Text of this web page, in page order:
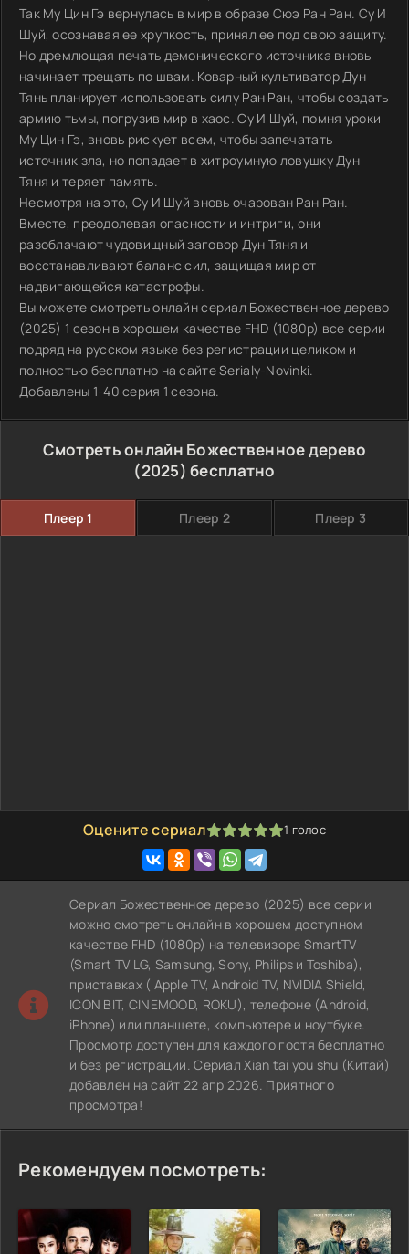
Так Му Цин Гэ вернулась в мир в образе Сюэ Ран Ран. Су И
Шуй, осознавая ее хрупкость, принял ее под свою защиту.
Но дремлющая печать демонического источника вновь
начинает трещать по швам. Коварный культиватор Дун
Тянь планирует использовать силу Ран Ран, чтобы создать
армию тьмы, погрузив мир в хаос. Су И Шуй, помня уроки
Му Цин Гэ, вновь рискует всем, чтобы запечатать
источник зла, но попадает в хитроумную ловушку Дун
Тяня и теряет память.
Несмотря на это, Су И Шуй вновь очарован Ран Ран.
Вместе, преодолевая опасности и интриги, они
разоблачают чудовищный заговор Дун Тяня и
восстанавливают баланс сил, защищая мир от
надвигающейся катастрофы.
Вы можете смотреть онлайн сериал Божественное дерево
(2025) 1 сезон в хорошем качестве FHD (1080p) все серии
подряд на русском языке без регистрации целиком и
полностью бесплатно на сайте Serialy-Novinki.
Добавлены 1-40 серия 1 сезона.
Смотреть онлайн Божественное дерево
(2025) бесплатно
Плеер 1 Плеер 2 Плеер 3
Оцените сериал
1 2 3 4 5 1 голос
Сериал Божественное дерево (2025) все серии
можно смотреть онлайн в хорошем доступном
качестве FHD (1080p) на телевизоре SmartTV
(Smart TV LG, Samsung, Sony, Philips и Toshiba),
приставках ( Apple TV, Android TV, NVIDIA Shield,
ICON BIT, CINEMOOD, ROKU), телефоне (Android,
iPhone) или планшете, компьютере и ноутбуке.
Просмотр доступен для каждого гостя бесплатно
и без регистрации. Сериал Xian tai you shu (Китай)
добавлен на сайт 22 апр 2026. Приятного
просмотра!
Рекомендуем посмотреть: